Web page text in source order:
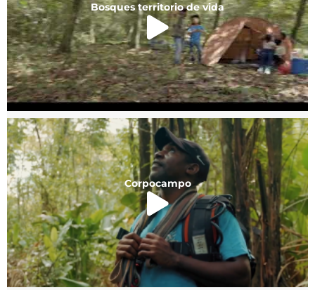
Bosques territorio de vida
Corpocampo